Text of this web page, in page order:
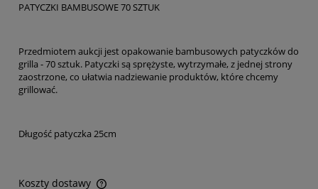
PATYCZKI BAMBUSOWE 70 SZTUK
Przedmiotem aukcji jest opakowanie bambusowych patyczków do
grilla - 70 sztuk. Patyczki są sprężyste, wytrzymałe, z jednej strony
zaostrzone, co ułatwia nadziewanie produktów, które chcemy
grillować.
Długość patyczka 25cm
Koszty dostawy